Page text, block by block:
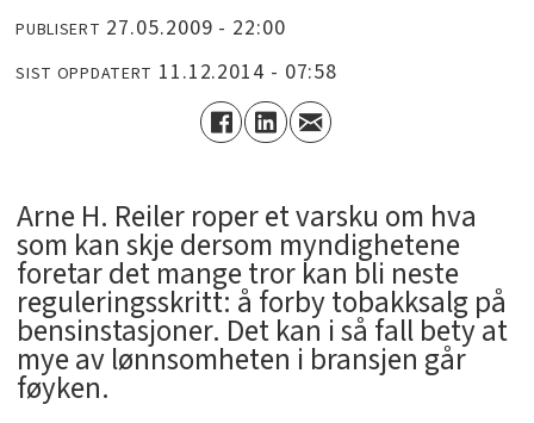
PUBLISERT 27.05.2009 - 22:00
SIST OPPDATERT 11.12.2014 - 07:58
Arne H. Reiler roper et varsku om hva
som kan skje dersom myndighetene
foretar det mange tror kan bli neste
reguleringsskritt: å forby tobakksalg på
bensinstasjoner. Det kan i så fall bety at
mye av lønnsomheten i bransjen går
føyken.